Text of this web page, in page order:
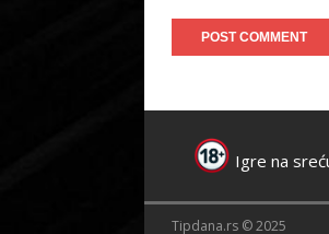
Igre na
Tipdana.rs © 2025